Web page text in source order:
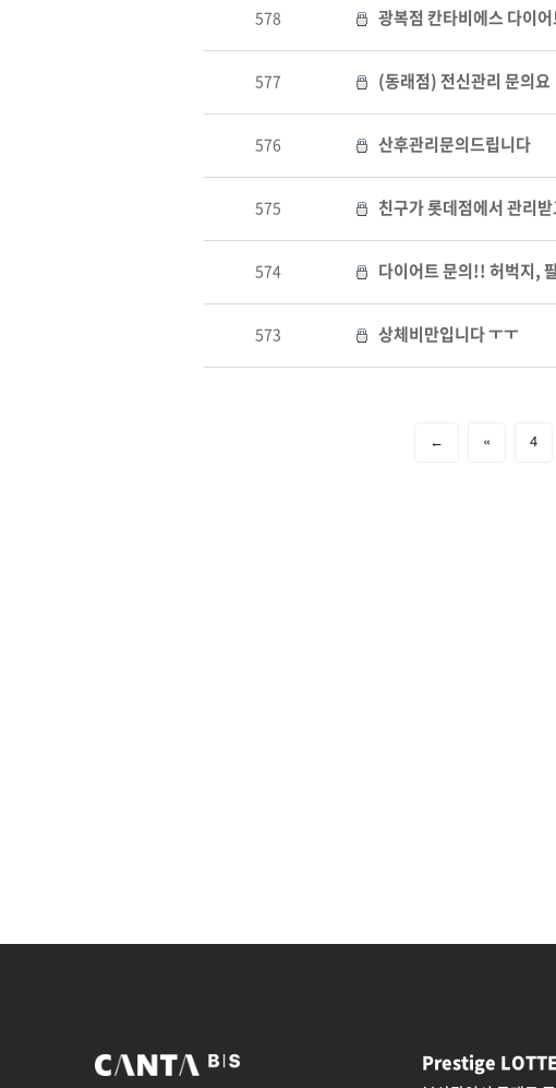
578 광복점 칸타비에스 다이
577 (동래점) 전신관리 문의요
576 산후관리문의드립니다
575 친구가 롯데점에서 관리
574 다이어트 문의!! 허벅지,
573 상체비만입니다 ㅜㅜ
← « 4
Prestige LOTTE